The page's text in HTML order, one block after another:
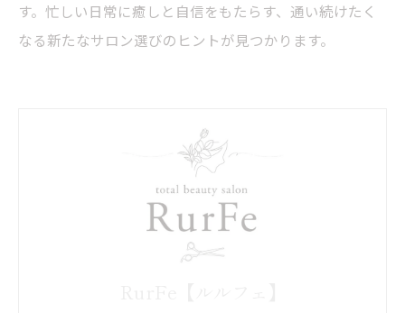
す。忙しい日常に癒しと自信をもたらす、通い続けたく
なる新たなサロン選びのヒントが見つかります。